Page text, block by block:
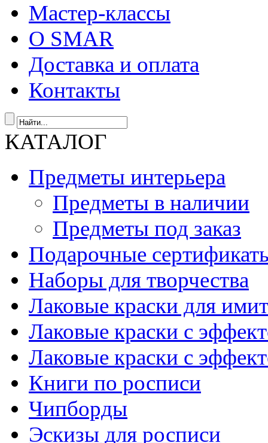
Мастер-классы
О SMAR
Доставка и оплата
Контакты
КАТАЛОГ
Предметы интерьера
Предметы в наличии
Предметы под заказ
Подарочные
Наборы для творчества
Лаковые краски для
Лаковые краски с
Лаковые краски с
Книги по росписи
Чипборды
Эскизы для росписи